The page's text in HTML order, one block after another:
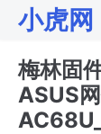
小虎网
梅林固
ASUS